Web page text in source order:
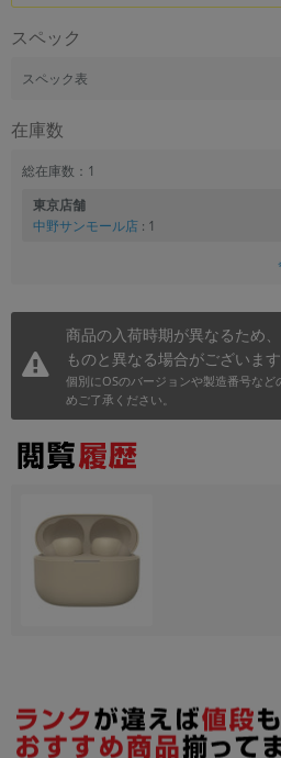
スペック
スペック表
在庫数
総在庫数：1
東京店舗
中野サンモール店 : 1
商品の入荷時期が異なるため
ものと異なる場合がございます
個別にOSのバージョンや製造番号な
めご了承ください。